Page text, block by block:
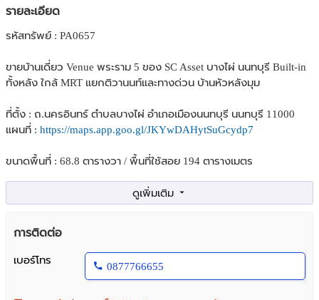
รายละเอียด
รหัสทรัพย์ : PA0657
ขายบ้านเดี่ยว Venue พระราม 5 ของ SC Asset บางไผ่ นนทบุรี Built-in
ทั้งหลัง ใกล้ MRT แยกติวานนท์และทางด่วน บ้านหัวหลังมุม
ที่ตั้ง : ถ.นครอินทร์ ตำบลบางไผ่ อำเภอเมืองนนทบุรี นนทบุรี 11000
แผนที่ : https://maps.app.goo.gl/JKYwDAHytSuGcydp7
ขนาดพื้นที่ : 68.8 ตารางวา / พื้นที่ใช้สอย 194 ตารางเมตร
- 4 ห้องนอน
- แอร์ 5 ตัว
- เครื่องทำน้ำอุ่น 3 เครื่อง
- ฉากกั้นห้องอาบน้ำทุกห้อง
การติดต่อ
เบอร์โทร
0877766655